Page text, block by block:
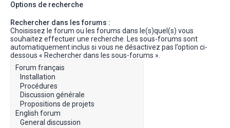
Options de recherche
Rechercher dans les forums :
Choisissez le forum ou les forums dans le(s)quel(s) vous
souhaitez effectuer une recherche. Les sous-forums sont
automatiquement inclus si vous ne désactivez pas l’option ci-
dessous « Rechercher dans les sous-forums ».